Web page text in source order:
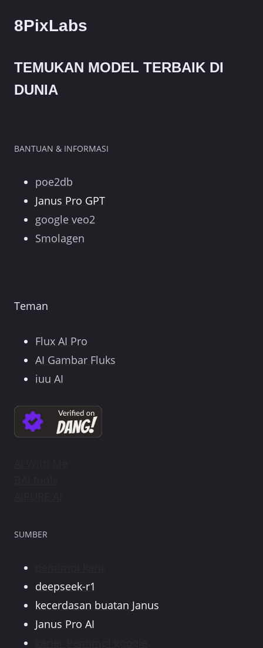
8PixLabs
TEMUKAN MODEL TERBAIK DI
DUNIA
BANTUAN & INFORMASI
poe2db
Janus Pro GPT
google veo2
Smolagen
Teman
Flux AI Pro
AI Gambar Fluks
iuu AI
SUMBER
deepseek-r1
kecerdasan buatan Janus
Janus Pro AI